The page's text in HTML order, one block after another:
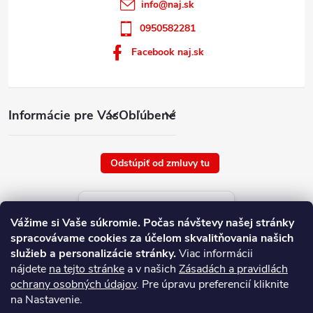
Vážime si Vaše súkromie. Počas návštevy našej stránky
spracovávame cookies za účelom skvalitňovania našich
služieb a personalizácie stránky.Viac informácii
nájdete na tejto stránke a v našich Zásadách a pravidlách
ochrany osobných údajov. Pre úpravu preferencií kliknite
na Nastavenie.
Informácie pre VásObľúbené
info@naj.sk
0950582281
Facebook naj.sk
Odstúpiť od zmluvy tu
Aktuálne ceny tovaru
platné od : 7/8/2026